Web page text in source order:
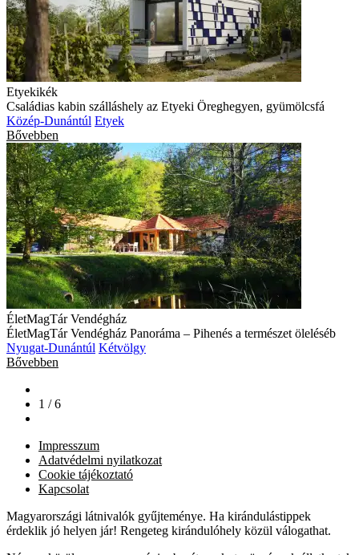
Etyekikék
Családias kabin szálláshely az Etyeki Öreghegyen, gyümölcsfá
Közép-Dunántúl Etyek
Bővebben
ÉletMagTár Vendégház
ÉletMagTár Vendégház Panoráma – Pihenés a természet öleléséb
Nyugat-Dunántúl Kétvölgy
Bővebben
1 / 6
Impresszum
Adatvédelmi nyilatkozat
Cookie tájékoztató
Kapcsolat
Magyarországi látnivalók gyűjteménye. Ha kirándulástippek
érdeklik jó helyen jár! Rengeteg kirándulóhely közül válogathat.